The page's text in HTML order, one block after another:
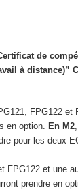
de
à distance)”
FPG122 et
en option. En M2
pour les deux
FPG122 et une
prendre en